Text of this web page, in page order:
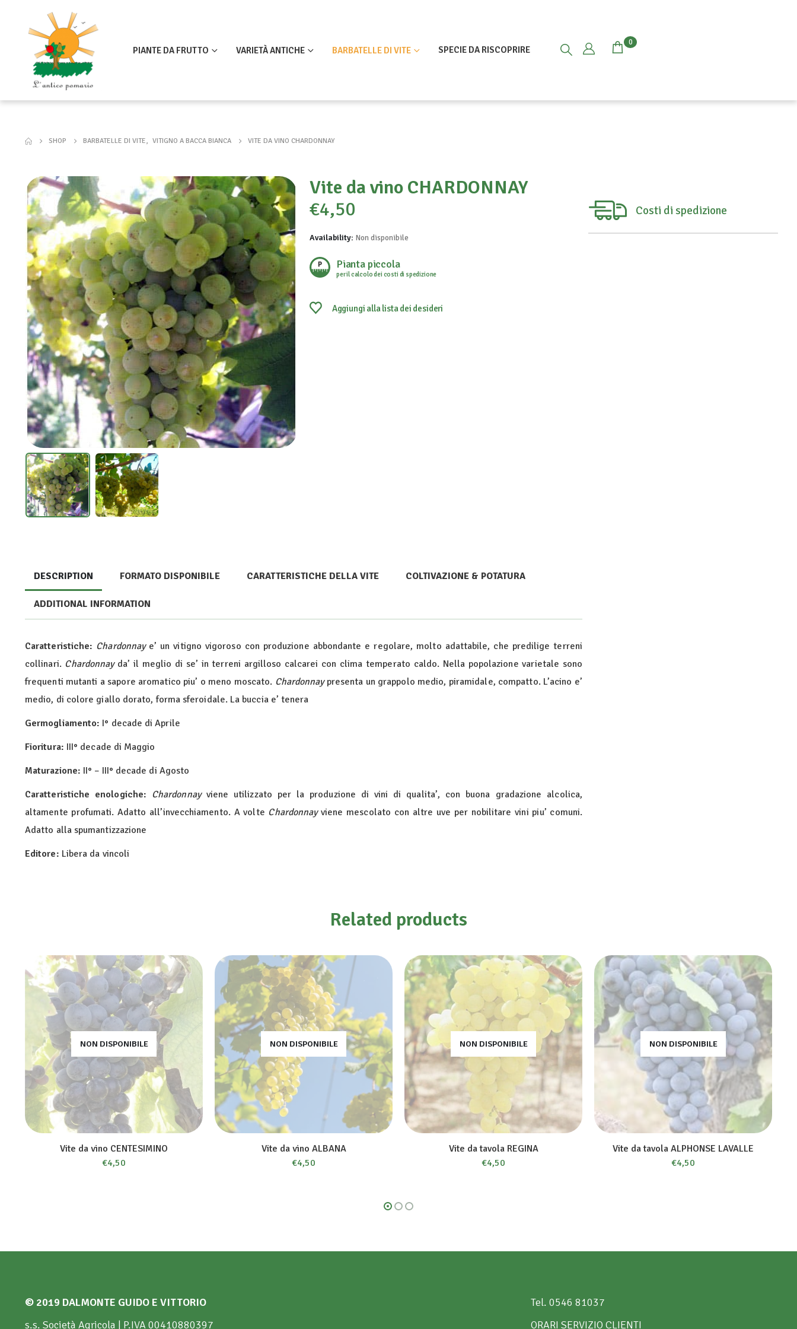
PIANTE DA FRUTTO VARIETÀ ANTICHE BARBATELLE DI VITE SPECIE DA RISCOPRIRE
0
SHOP BARBATELLE DI VITE, VITIGNO A BACCA BIANCA VITE DA VINO CHARDONNAY
Vite da vino CHARDONNAY
€4,50
Availability: Non disponibile
Pianta piccola
per il calcolo dei costi di spedizione
Aggiungi alla lista dei desideri
DESCRIPTION FORMATO DISPONIBILE CARATTERISTICHE DELLA VITE COLTIVAZIONE & POTATURA
ADDITIONAL INFORMATION
Caratteristiche: Chardonnaye’ un vitigno vigoroso con produzione abbondante e regolare, molto adattabile, che predilige terreni
collinari. Chardonnayda’ il meglio di se’ in terreni argilloso calcarei con clima temperato caldo. Nella popolazione varietale sono
frequenti mutanti a sapore aromatico piu’ o meno moscato. Chardonnaypresenta un grappolo medio, piramidale, compatto. L’acino e’
medio, di colore giallo dorato, forma sferoidale. La buccia e’ tenera
Germogliamento: I° decade di Aprile
Fioritura: III° decade di Maggio
Maturazione: II° – III° decade di Agosto
Caratteristiche enologiche: Chardonnayviene utilizzato per la produzione di vini di qualita’, con buona gradazione alcolica,
altamente profumati. Adatto all’invecchiamento. A volte Chardonnayviene mescolato con altre uve per nobilitare vini piu’ comuni.
Adatto alla spumantizzazione
Editore: Libera da vincoli
Costi di spedizione
Related products
NON DISPONIBILE
Vite da vino CENTESIMINO
€4,50
NON DISPONIBILE
Vite da vino ALBANA
€4,50
NON DISPONIBILE
Vite da tavola REGINA
€4,50
NON DISPONIBILE
Vite da tavola ALPHONSE LAVALLE
€4,50
© 2019 DALMONTE GUIDO E VITTORIO
s.s. Società Agricola | P.IVA 00410880397
Tel. 0546 81037
ORARI SERVIZIO CLIENTI